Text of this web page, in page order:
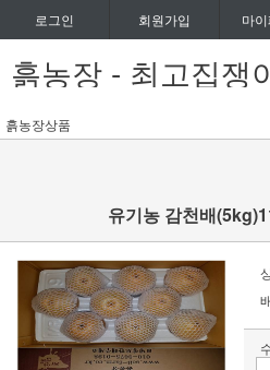
로그인 회원가입 마
흙농장 - 최고집쟁
흙농장상품
유기농 감천배